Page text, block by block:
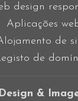
design
Aplicações
de
de
Design &